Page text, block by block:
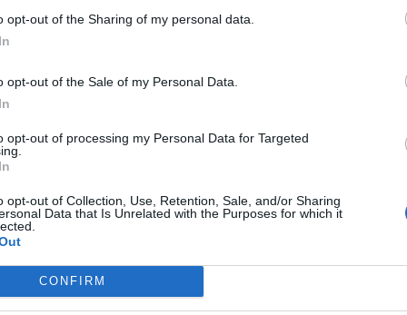
opt-out of the Sharing of my personal data.
opt-out of the Sale of my Personal Data.
opt-out of processing my Personal Data for Targeted
opt-out of Collection, Use, Retention, Sale, and/or Sharing
Data that Is Unrelated with the Purposes for which it
CONFIRM
Tualetinis popierius traukiasi į praeitį: kuo jį pakeis
artimiausiu metu